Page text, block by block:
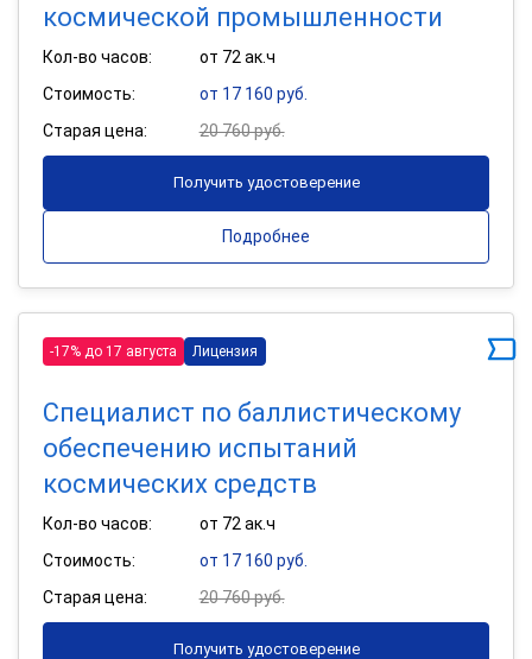
космической промышленности
Кол-во часов:
от 72 ак.ч
Стоимость:
от 17 160 руб.
Старая цена:
20 760 руб.
Получить удостоверение
Подробнее
-17% до 17 августа Лицензия
Специалист по баллистическому
обеспечению испытаний
космических средств
Кол-во часов:
от 72 ак.ч
Стоимость:
от 17 160 руб.
Старая цена:
20 760 руб.
Получить удостоверение